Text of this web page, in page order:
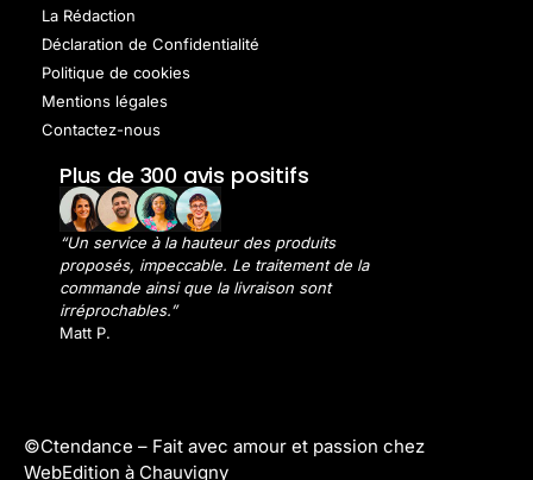
La Rédaction
Déclaration de Confidentialité
Politique de cookies
Mentions légales
Contactez-nous
Plus de 300 avis positifs
“Un service à la hauteur des produits
proposés, impeccable. Le traitement de la
commande ainsi que la livraison sont
irréprochables.”
Matt P.
©Ctendance – Fait avec amour et passion chez
WebEdition à Chauvigny